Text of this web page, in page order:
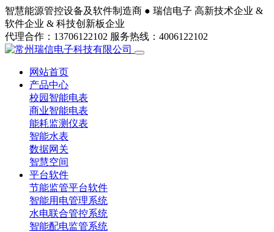
智慧能源管控设备及软件制造商 ● 瑞信电子 高新技术企业 &
软件企业 & 科技创新板企业
代理合作：13706122102 服务热线：4006122102
网站首页
产品中心
校园智能电表
商业智能电表
能耗监测仪表
智能水表
数据网关
智慧空间
平台软件
节能监管平台软件
智能用电管理系统
水电联合管控系统
智能配电监管系统